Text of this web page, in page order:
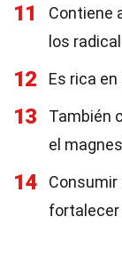
11
Contiene
los
12 Es rica
13
También
el
14
Consumir
fortalecer